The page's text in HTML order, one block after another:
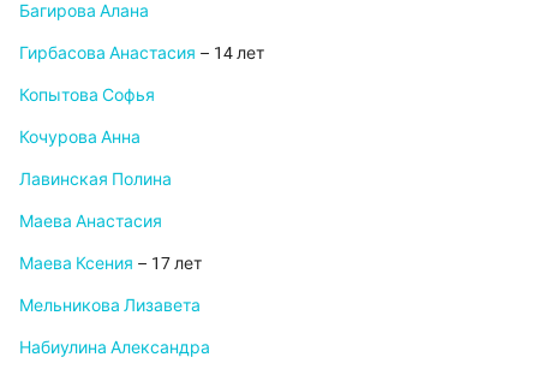
Багирова Алана
Гирбасова Анастасия – 14 лет
Копытова Софья
Кочурова Анна
Лавинская Полина
Маева Анастасия
Маева Ксения – 17 лет
Мельникова Лизавета
Набиулина Александра